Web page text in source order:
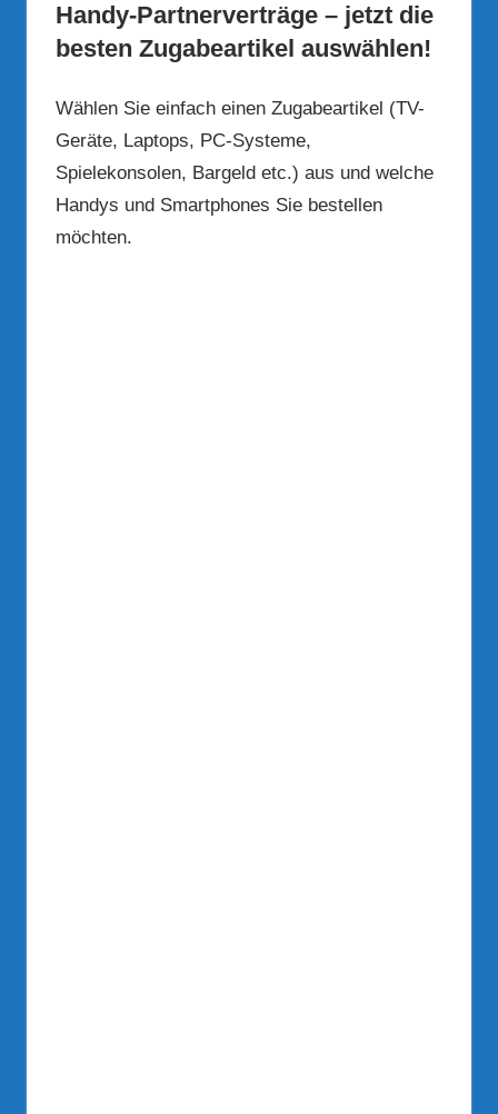
Handy-Partnerverträge – jetzt die
besten Zugabeartikel auswählen!
Wählen Sie einfach einen Zugabeartikel (TV-
Geräte, Laptops, PC-Systeme,
Spielekonsolen, Bargeld etc.) aus und welche
Handys und Smartphones Sie bestellen
möchten.